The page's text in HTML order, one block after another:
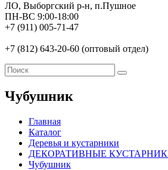
ЛО, Выборгский р-н, п.Пушное
ПН-ВС 9:00-18:00
+7 (911) 005-71-47
+7 (812) 643-20-60 (оптовый отдел)
Чубушник
Главная
Каталог
Деревья и кустарники
ДЕКОРАТИВНЫЕ
Чубушник